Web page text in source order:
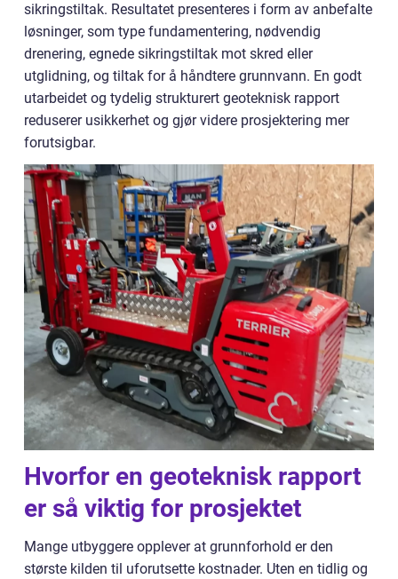
sikringstiltak. Resultatet presenteres i form av anbefalte
løsninger, som type fundamentering, nødvendig
drenering, egnede sikringstiltak mot skred eller
utglidning, og tiltak for å håndtere grunnvann. En godt
utarbeidet og tydelig strukturert geoteknisk rapport
reduserer usikkerhet og gjør videre prosjektering mer
forutsigbar.
Hvorfor en geoteknisk rapport
er så viktig for prosjektet
Mange utbyggere opplever at grunnforhold er den
største kilden til uforutsette kostnader. Uten en tidlig og